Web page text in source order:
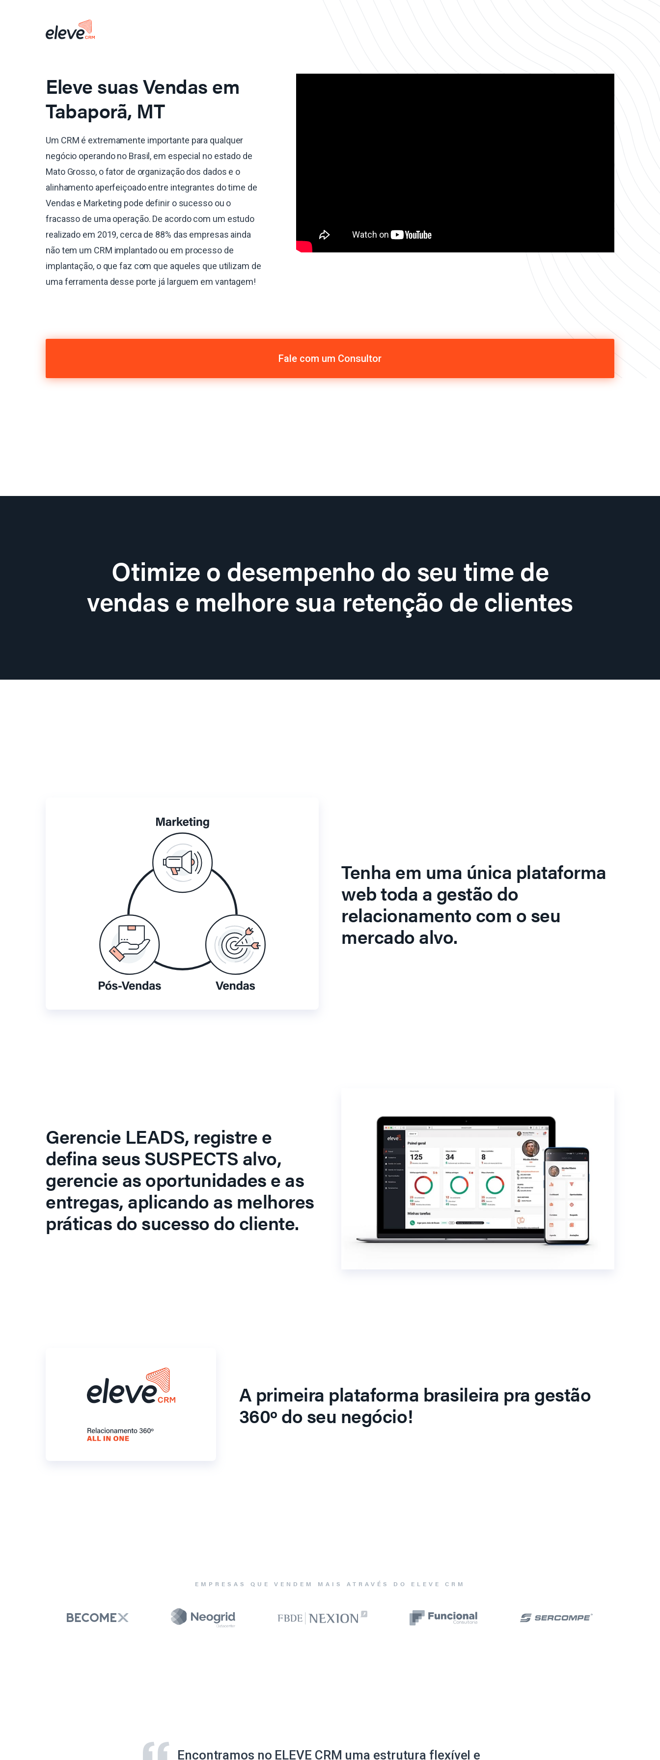
Eleve suas Vendas em
Tabaporã, MT
Um CRM é extremamente importante para qualquer
negócio operando no Brasil, em especial no estado de
Mato Grosso, o fator de organização dos dados e o
alinhamento aperfeiçoado entre integrantes do time de
Vendas e Marketing pode definir o sucesso ou o
fracasso de uma operação. De acordo com um estudo
realizado em 2019, cerca de 88% das empresas ainda
não tem um CRM implantado ou em processo de
implantação, o que faz com que aqueles que utilizam de
uma ferramenta desse porte já larguem em vantagem!
Fale com um Consultor
Otimize o desempenho do seu time de
vendas e melhore sua retenção de clientes
Tenha em uma única plataforma
web toda a gestão do
relacionamento com o seu
mercado alvo.
Gerencie LEADS, registre e
defina seus SUSPECTS alvo,
gerencie as oportunidades e as
entregas, aplicando as melhores
práticas do sucesso do cliente.
A primeira plataforma brasileira pra gestão
360º do seu negócio!
EMPRESAS QUE VENDEM MAIS ATRAVÉS DO ELEVE CRM
Encontramos no ELEVE CRM uma estrutura flexível e